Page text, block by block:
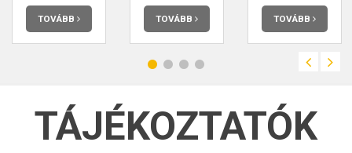
csomagokat a
véméndi Caritas
csoport részéről Till
Véméndi Polgárőr
játékok, tartós
élelmiszerek
kerülhetnek a
karácsonyfa alá.
Köszönjük a
TOVÁBB TOVÁBB
korlátozásról
TOVÁBB
TÁJÉKOZTATÓK